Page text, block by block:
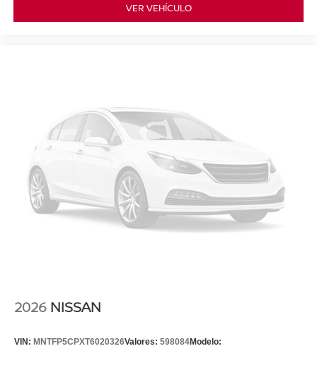
VER VEHÍCULO
2026 NISSAN
VIN: MNTFP5CPXT6020326Valores: 598084Modelo: